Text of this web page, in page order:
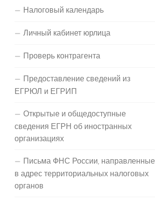
Налоговый календарь
Личный кабинет юрлица
Проверь контрагента
Предоставление сведений из
ЕГРЮЛ и ЕГРИП
Открытые и общедоступные
сведения ЕГРН об иностранных
организациях
Письма ФНС России, направленные
в адрес территориальных налоговых
органов